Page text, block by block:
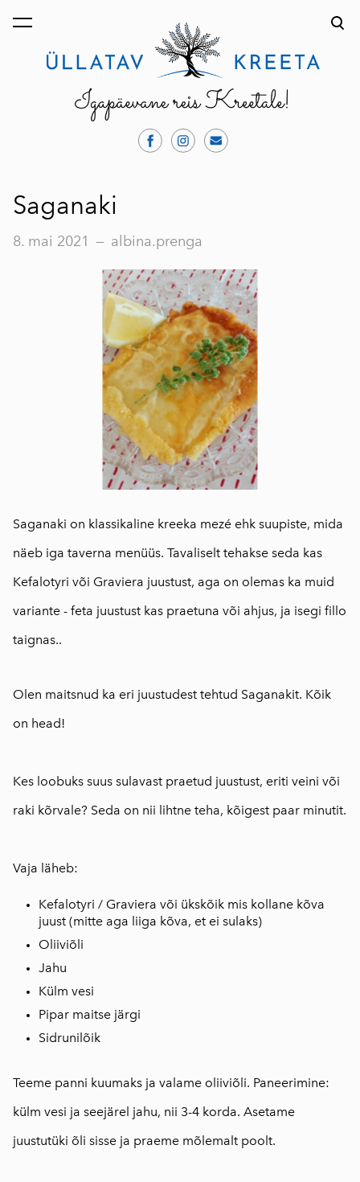
lisati ostukorvi. Vaata ostukorvi
Saganaki
8. mai 2021 — albina.prenga
Saganaki on klassikaline kreeka mezé ehk suupiste, mida
näeb iga taverna menüüs. Tavaliselt tehakse seda kas
Kefalotyri või Graviera juustust, aga on olemas ka muid
variante - feta juustust kas praetuna või ahjus, ja isegi fillo
taignas..
Olen maitsnud ka eri juustudest tehtud Saganakit. Kõik
on head!
Kes loobuks suus sulavast praetud juustust, eriti veini või
raki kõrvale? Seda on nii lihtne teha, kõigest paar minutit.
Vaja läheb:
Kefalotyri / Graviera või ükskõik mis kollane kõva
juust (mitte aga liiga kõva, et ei sulaks)
Oliiviõli
Jahu
Külm vesi
Pipar maitse järgi
Sidrunilõik
Teeme panni kuumaks ja valame oliiviõli. Paneerimine:
külm vesi ja seejärel jahu, nii 3-4 korda. Asetame
juustutüki õli sisse ja praeme mõlemalt poolt.